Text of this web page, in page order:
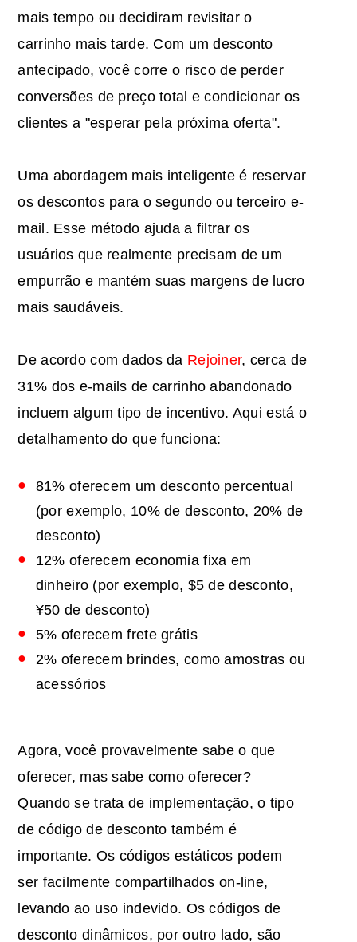
mais tempo ou decidiram revisitar o
carrinho mais tarde. Com um desconto
antecipado, você corre o risco de perder
conversões de preço total e condicionar os
clientes a "esperar pela próxima oferta".
Uma abordagem mais inteligente é reservar
os descontos para o segundo ou terceiro e-
mail. Esse método ajuda a filtrar os
usuários que realmente precisam de um
empurrão e mantém suas margens de lucro
mais saudáveis.
De acordo com dados da Rejoiner, cerca de
31% dos e-mails de carrinho abandonado
incluem algum tipo de incentivo. Aqui está o
detalhamento do que funciona:
81% oferecem um desconto percentual
(por exemplo, 10% de desconto, 20% de
desconto)
12% oferecem economia fixa em
dinheiro (por exemplo, $5 de desconto,
¥50 de desconto)
5% oferecem frete grátis
2% oferecem brindes, como amostras ou
acessórios
Agora, você provavelmente sabe o que
oferecer, mas sabe como oferecer?
Quando se trata de implementação, o tipo
de código de desconto também é
importante. Os códigos estáticos podem
ser facilmente compartilhados on-line,
levando ao uso indevido. Os códigos de
desconto dinâmicos, por outro lado, são